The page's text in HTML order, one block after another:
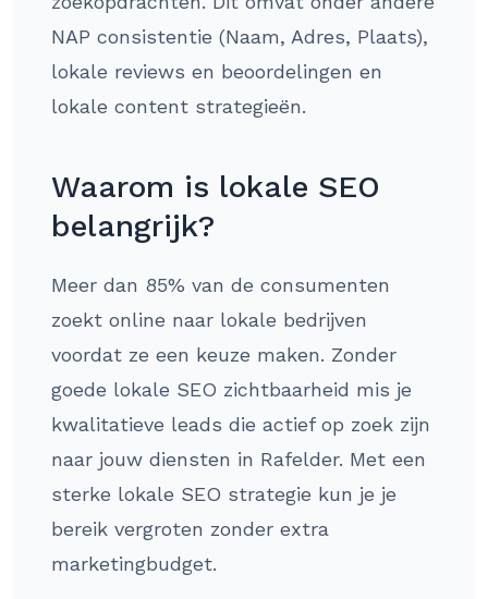
NAP consistentie (Naam, Adres, Plaats),
lokale reviews en beoordelingen en
lokale content strategieën.
Waarom is lokale SEO
belangrijk?
Meer dan 85% van de consumenten
zoekt online naar lokale bedrijven
voordat ze een keuze maken. Zonder
goede lokale SEO zichtbaarheid mis je
kwalitatieve leads die actief op zoek zijn
naar jouw diensten in Rafelder. Met een
sterke lokale SEO strategie kun je je
bereik vergroten zonder extra
marketingbudget.